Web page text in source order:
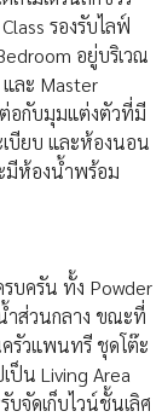
รองรับไลฟ์
อยู่บริเวณ
ละ Master
อกับมุมแต่งตัวที่มี
เบียบ และห้องนอน
มีห้องน้ำพร้อม
บครัน ทั้ง Powder
ำส่วนกลาง ขณะที่
รัวแพนทรี ชุดโต๊ะ
ป็น Living Area
บจัดเก็บไวน์ชั้นเลิศ